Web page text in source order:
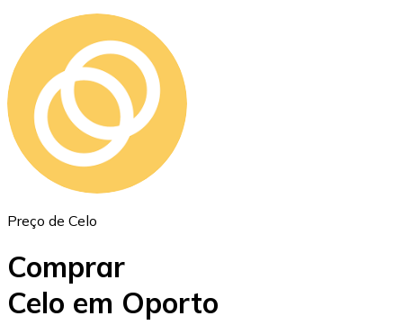
Ethereum
ETH
Preço de Celo
Comprar
Celo em Oporto